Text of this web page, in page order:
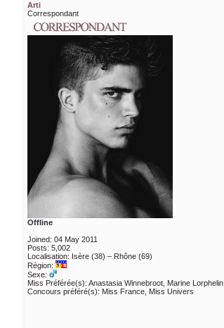
Arti
Correspondant
Offline
Joined: 04 May 2011
Posts: 5,002
Localisation: Isère (38) – Rhône (69)
Région:
Sexe:
Miss Préférée(s): Anastasia Winnebroot, Marine Lorphelin
Concours préféré(s): Miss France, Miss Univers